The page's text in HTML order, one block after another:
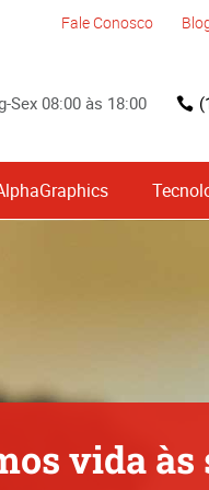
Fale Conosco
Sex 08:00 às 18:00
vida às